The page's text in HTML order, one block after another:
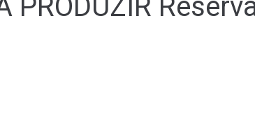
PRODUZIR